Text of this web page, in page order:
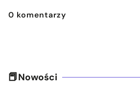
0 komentarzy
Nowości